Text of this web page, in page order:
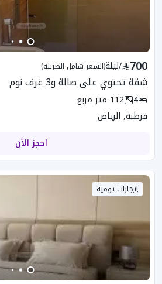
700
/ليلة(السعر شامل الضريبه)
شقة تحتوي على صالة و3 غرف نوم
4
112 متر مربع
قرطبة, الرياض
احجز الآن
إيجارات يومية